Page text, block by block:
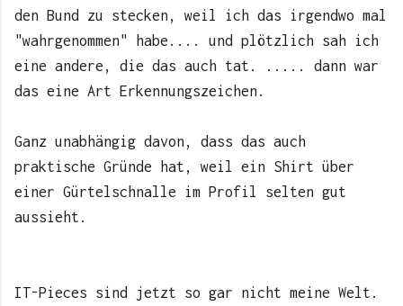
den Bund zu stecken, weil ich das irgendwo mal
"wahrgenommen" habe.... und plötzlich sah ich
eine andere, die das auch tat. ..... dann war
das eine Art Erkennungszeichen.
Ganz unabhängig davon, dass das auch
praktische Gründe hat, weil ein Shirt über
einer Gürtelschnalle im Profil selten gut
aussieht.
IT-Pieces sind jetzt so gar nicht meine Welt.